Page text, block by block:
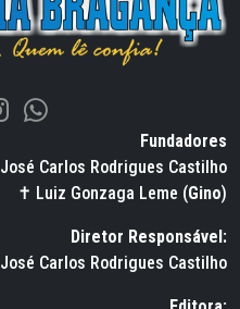
Fundadores
José Carlos Rodrigues Castilho
✝ Luiz Gonzaga Leme (Gino)
Diretor Responsável:
José Carlos Rodrigues Castilho